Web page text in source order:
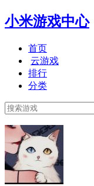
小米游戏中心
首页
云游戏
排行
分类